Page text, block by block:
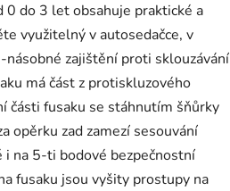
0 do 3 let obsahuje praktické a
využitelný v autosedačce, v
zajištění proti sklouzávání
má část z protiskluzového
části fusaku se stáhnutím šňůrky
opěrku zad zamezí sesouvání
na 5-ti bodové bezpečnostní
fusaku jsou vyšity prostupy na